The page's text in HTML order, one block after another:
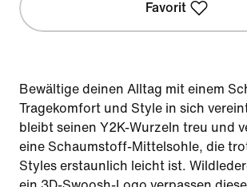
Favorit
Bewältige deinen Alltag mit einem
Tragekomfort und Style in sich
bleibt seinen Y2K-Wurzeln treu und
eine Schaumstoff-Mittelsohle, die
Styles erstaunlich leicht ist.